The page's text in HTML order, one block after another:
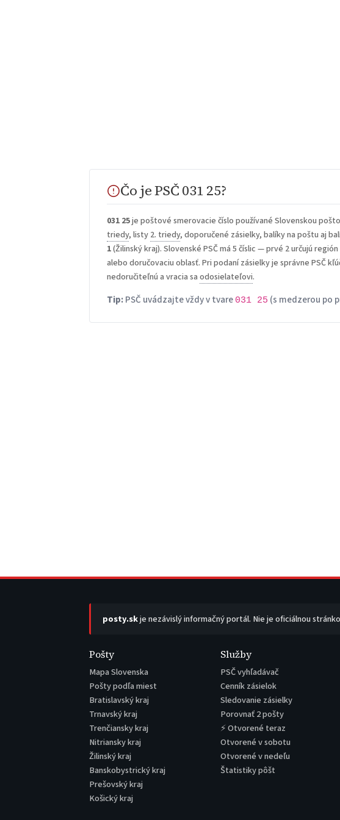
Čo je PSČ 031 25?
031 25je poštové smerovacie číslo používané Slovenskou
triedy, listy 2. triedy, doporučené zásielky, balíky na poštu aj
1(Žilinský kraj). Slovenské PSČ má 5 číslic — prvé 2 určujú región
alebo doručovaciu oblasť. Pri podaní zásielky je správne PSČ
nedoručiteľnú a vracia saodosielateľovi.
Tip:PSČ uvádzajte vždy v tvare 031 25 (s medzerou po
posty.skje nezávislý informačný portál. Nie je oficiálnou
Pošty
Mapa Slovenska
Pošty podľa miest
Bratislavský kraj
Trnavský kraj
Trenčiansky kraj
Nitriansky kraj
Žilinský kraj
Banskobystrický kraj
Prešovský kraj
Košický kraj
Služby
PSČ vyhľadávač
Cenník zásielok
Sledovanie zásielky
Porovnať 2 pošty
⚡ Otvorené teraz
Otvorené v sobotu
Otvorené v nedeľu
Štatistiky pôšt